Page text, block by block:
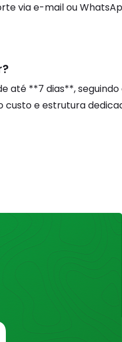
via e-mail ou
**7 dias**,
custo e estrutura